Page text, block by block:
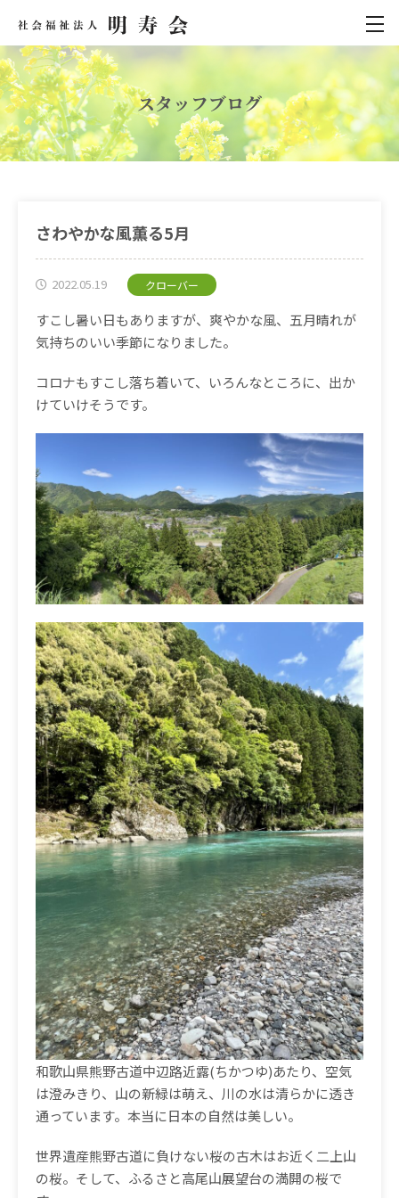
スタッフブログ
さわやかな風薫る5月
2022.05.19 クローバー
すこし暑い日もありますが、爽やかな風、五月晴れが
気持ちのいい季節になりました。
コロナもすこし落ち着いて、いろんなところに、出か
けていけそうです。
和歌山県熊野古道中辺路近露(ちかつゆ)あたり、空気
は澄みきり、山の新緑は萌え、川の水は清らかに透き
通っています。本当に日本の自然は美しい。
世界遺産熊野古道に負けない桜の古木はお近く二上山
の桜。そして、ふるさと高尾山展望台の満開の桜で